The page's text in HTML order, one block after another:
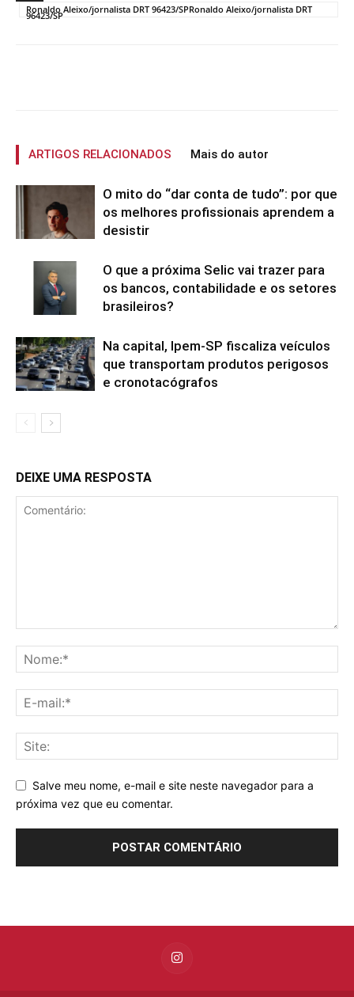
Ronaldo Aleixo/jornalista DRT 96423/SPRonaldo Aleixo/jornalista DRT
96423/SP
ARTIGOS RELACIONADOS Mais do autor
O mito do “dar conta de tudo”: por que
os melhores profissionais aprendem a
desistir
O que a próxima Selic vai trazer para
os bancos, contabilidade e os setores
brasileiros?
Na capital, Ipem-SP fiscaliza veículos
que transportam produtos perigosos
e cronotacógrafos
DEIXE UMA RESPOSTA
Salve meu nome, e-mail e site neste navegador para a
próxima vez que eu comentar.